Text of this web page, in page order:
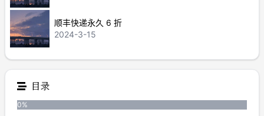
顺丰快递永久 6 折
2024-3-15
目录
0%